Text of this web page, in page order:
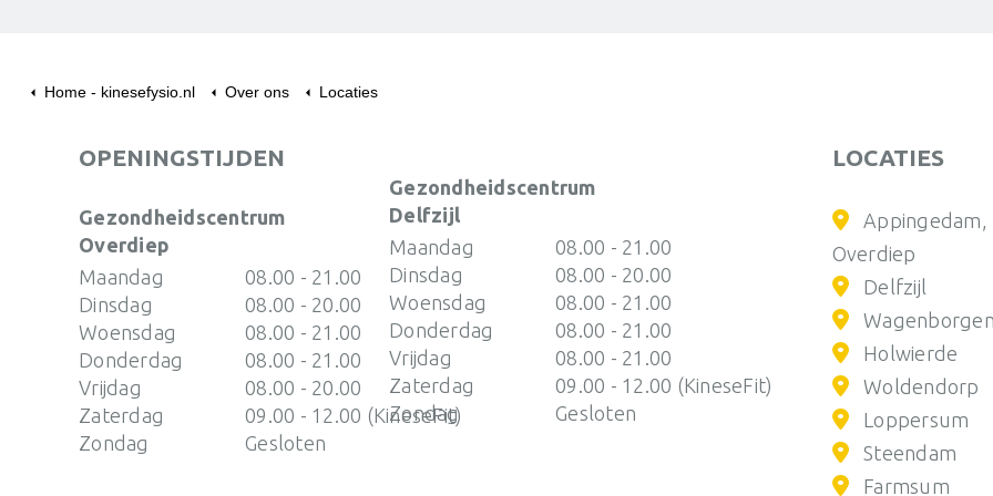
DELFZIJL
Jachtlaan 90
info@kinesefysio.nl
APPINGEDAM
Stadshaven 23
info@kinesefysio.nl
0596-
613066
info@kinesefysio.nl
AE Gorterweg 58
info@kinesefysio.nl
Home - kinesefysio.nl Over ons Locaties
OPENINGSTIJDEN
Gezondheidscentrum
Overdiep
Maandag
08.00 - 21.00
Dinsdag
08.00 - 20.00
Woensdag
08.00 - 21.00
Donderdag
08.00 - 21.00
Vrijdag
08.00 - 20.00
Zaterdag
09.00 - 12.00 (KineseFit)
Zondag
Gesloten
Gezondheidscentrum
Delfzijl
Maandag
08.00 - 21.00
Dinsdag
08.00 - 20.00
Woensdag
08.00 - 21.00
Donderdag
08.00 - 21.00
Vrijdag
08.00 - 21.00
Zaterdag
09.00 - 12.00 (KineseFit)
Zondag
Gesloten
LOCATIES
Appingedam,
Overdiep
Delfzijl
Wagenborgen
Holwierde
Woldendorp
Loppersum
Steendam
Farmsum